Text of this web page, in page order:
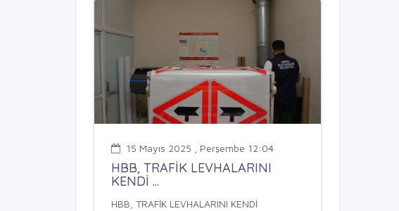
15 Mayıs 2025 , Perşembe 12:04
HBB, TRAFİK LEVHALARINI
KENDİ ...
HBB, TRAFİK LEVHALARINI KENDİ